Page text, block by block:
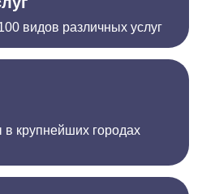
видов различных услуг
крупнейших городах